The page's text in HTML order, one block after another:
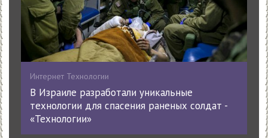
Интернет Технологии
В Израиле разработали уникальные
технологии для спасения раненых солдат -
«Технологии»